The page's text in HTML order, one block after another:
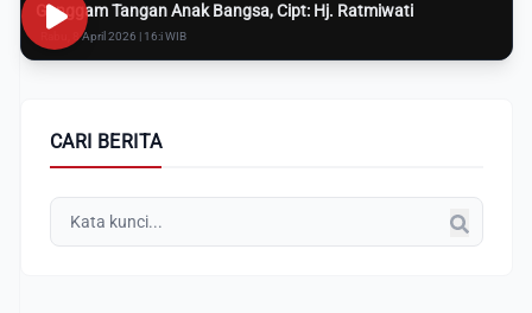
Genggam Tangan Anak Bangsa, Cipt: Hj. Ratmiwati
Rabu, 8 April 2026 | 16:i WIB
CARI BERITA